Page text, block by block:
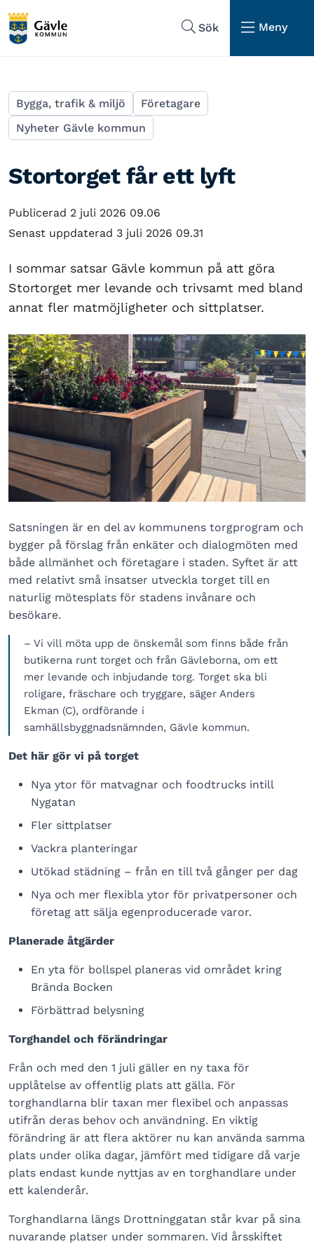
Sök
Meny
Bygga, trafik & miljö
Företagare
Nyheter Gävle kommun
Stortorget får ett lyft
Publicerad 2 juli 2026 09.06
Senast uppdaterad 3 juli 2026 09.31
I sommar satsar Gävle kommun på att göra
Stortorget mer levande och trivsamt med bland
annat fler matmöjligheter och sittplatser.
Satsningen är en del av kommunens torgprogram och
bygger på förslag från enkäter och dialogmöten med
både allmänhet och företagare i staden. Syftet är att
med relativt små insatser utveckla torget till en
naturlig mötesplats för stadens invånare och
besökare.
– Vi vill möta upp de önskemål som finns både från
butikerna runt torget och från Gävleborna, om ett
mer levande och inbjudande torg. Torget ska bli
roligare, fräschare och tryggare, säger Anders
Ekman (C), ordförande i
samhällsbyggnadsnämnden, Gävle kommun.
Det här gör vi på torget
Nya ytor för matvagnar och foodtrucks intill
Nygatan
Fler sittplatser
Vackra planteringar
Utökad städning – från en till två gånger per dag
Nya och mer flexibla ytor för privatpersoner och
företag att sälja egenproducerade varor.
Planerade åtgärder
En yta för bollspel planeras vid området kring
Brända Bocken
Förbättrad belysning
Torghandel och förändringar
Från och med den 1 juli gäller en ny taxa för
upplåtelse av offentlig plats att gälla. För
torghandlarna blir taxan mer flexibel och anpassas
utifrån deras behov och användning. En viktig
förändring är att flera aktörer nu kan använda samma
plats under olika dagar, jämfört med tidigare då varje
plats endast kunde nyttjas av en torghandlare under
ett kalenderår.
Torghandlarna längs Drottninggatan står kvar på sina
nuvarande platser under sommaren. Vid årsskiftet